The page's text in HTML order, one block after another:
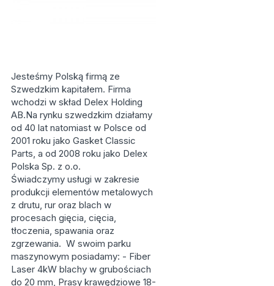
Jesteśmy Polską firmą ze
Szwedzkim kapitałem. Firma
wchodzi w skład Delex Holding
AB.Na rynku szwedzkim działamy
od 40 lat natomiast w Polsce od
2001 roku jako Gasket Classic
Parts, a od 2008 roku jako Delex
Polska Sp. z o.o.
Świadczymy usługi w zakresie
produkcji elementów metalowych
z drutu, rur oraz blach w
procesach gięcia, cięcia,
tłoczenia, spawania oraz
zgrzewania. W swoim parku
maszynowym posiadamy: - Fiber
Laser 4kW blachy w grubościach
do 20 mm, Prasy krawędziowe 18-